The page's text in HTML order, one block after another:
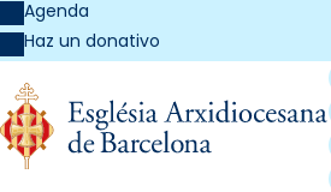
Agenda
Haz un donativo